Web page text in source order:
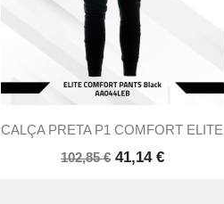
Vista rápida
CALÇA PRETA P1 COMFORT ELITE
102,85 € 41,14 €